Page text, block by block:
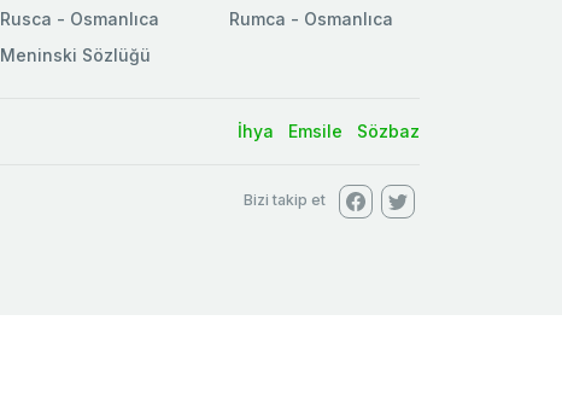
Rusca - Osmanlıca
Meninski Sözlüğü
Rumca - Osmanlıca
İhya Emsile Sözbaz
Bizi takip et